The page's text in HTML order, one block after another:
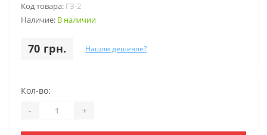
Код товара: ГЗ-2
Наличие: В наличии
70 грн. Нашли дешевле?
Кол-во:
- +